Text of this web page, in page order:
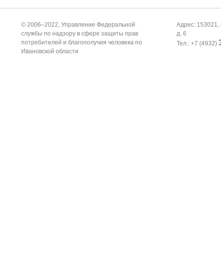
© 2006–2022, Управление Федеральной
службы по надзору в сфере защиты прав
потребителей и благополучия человека по
Ивановской области
Адрес: 153021,
д. 6
Тел.: +7 (4932)